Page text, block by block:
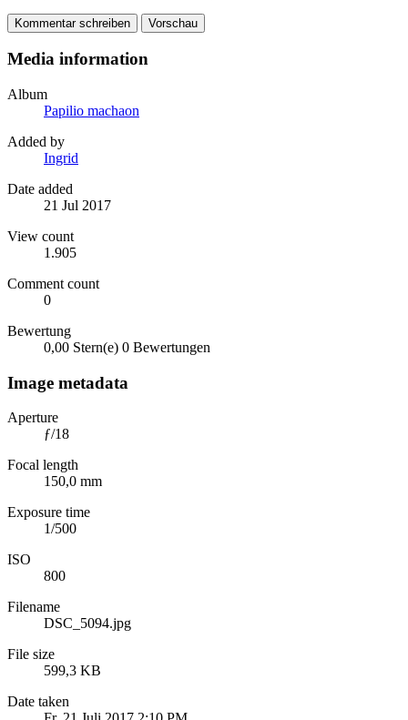
Kommentar schreiben Vorschau
Media information
Album
Papilio machaon
Added by
Ingrid
Date added
21 Jul 2017
View count
1.905
Comment count
0
Bewertung
0,00 Stern(e) 0 Bewertungen
Image metadata
Aperture
ƒ/18
Focal length
150,0 mm
Exposure time
1/500
ISO
800
Filename
DSC_5094.jpg
File size
599,3 KB
Date taken